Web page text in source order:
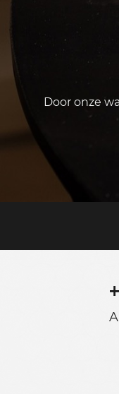
Door onze
+